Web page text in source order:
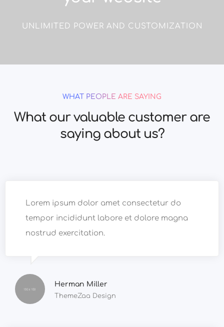
UNLIMITED POWER AND CUSTOMIZATION
WHAT PEOPLE ARE SAYING
What our valuable customer are
saying about us?
Lorem ipsum dolor amet consectetur do
tempor incididunt labore et dolore magna
nostrud exercitation.
Herman Miller
ThemeZaa Design